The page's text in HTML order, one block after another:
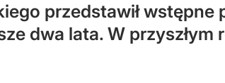
przedstawił
dwa lata. W